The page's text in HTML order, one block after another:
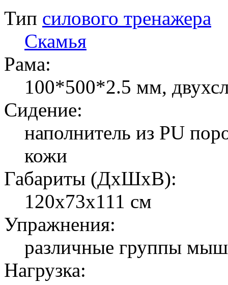
Тип силового тренажера
Скамья
Рама:
100*500*2.5 мм,
Сидение:
наполнитель из PU
кожи
Габариты (ДхШхВ):
120x73x111 см
Упражнения:
различные группы
Нагрузка: